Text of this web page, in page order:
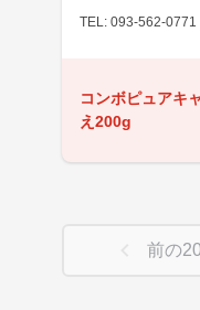
TEL: 093-562-0771
コンボピュアキ
え200g
前の